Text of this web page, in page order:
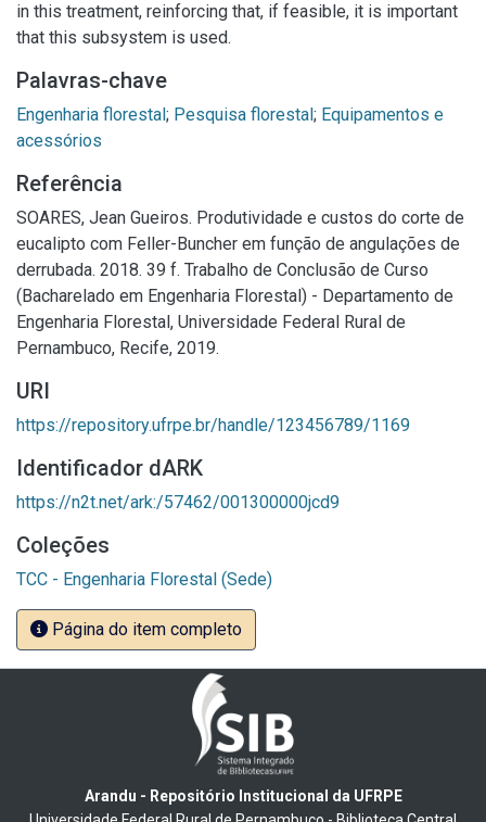
in this treatment, reinforcing that, if feasible, it is important
that this subsystem is used.
Palavras-chave
Engenharia florestal; Pesquisa florestal; Equipamentos e
acessórios
Referência
SOARES, Jean Gueiros. Produtividade e custos do corte de
eucalipto com Feller-Buncher em função de angulações de
derrubada. 2018. 39 f. Trabalho de Conclusão de Curso
(Bacharelado em Engenharia Florestal) - Departamento de
Engenharia Florestal, Universidade Federal Rural de
Pernambuco, Recife, 2019.
URI
https://repository.ufrpe.br/handle/123456789/1169
Identificador dARK
https://n2t.net/ark:/57462/001300000jcd9
Coleções
TCC - Engenharia Florestal (Sede)
Página do item completo
Arandu - Repositório Institucional da UFRPE